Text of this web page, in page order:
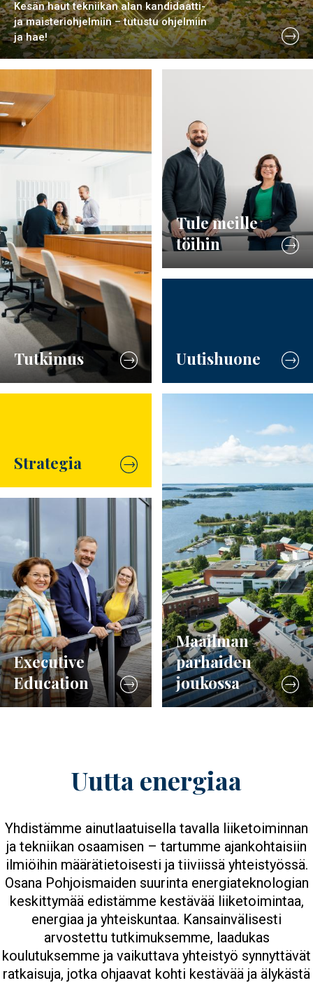
Kesän haut tekniikan alan kandidaatti-
ja maisteriohjelmiin – tutustu ohjelmiin
ja hae!
Tutkimus
Tule meille
töihin
Uutishuone
Strategia
Executive
Education
Maailman
parhaiden
joukossa
Uutta energiaa
Yhdistämme ainutlaatuisella tavalla liiketoiminnan
ja tekniikan osaamisen – tartumme ajankohtaisiin
ilmiöihin määrätietoisesti ja tiiviissä yhteistyössä.
Osana Pohjoismaiden suurinta energiateknologian
keskittymää edistämme kestävää liiketoimintaa,
energiaa ja yhteiskuntaa. Kansainvälisesti
arvostettu tutkimuksemme, laadukas
koulutuksemme ja vaikuttava yhteistyö synnyttävät
ratkaisuja, jotka ohjaavat kohti kestävää ja älykästä